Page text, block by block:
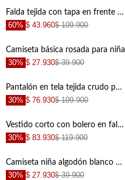
+
+
+
+
+
Falda tejida con tapa en frente para niña
60% $ 43.960$ 109.900
Camiseta básica rosada para niña
30% $ 27.930$ 39.900
Pantalón en tela tejida crudo para niña
30% $ 76.930$ 109.900
Vestido corto con bolero en falda rosado para niña
30% $ 83.930$ 119.900
Camiseta niña algodón blanco fit recto con detalle de corazones
30% $ 27.930$ 39.900